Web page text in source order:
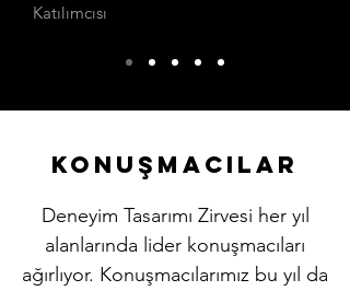
Katılımcısı
KONuŞMACILAR
Deneyim Tasarımı Zirvesi her yıl
alanlarında lider konuşmacıları
ağırlıyor. Konuşmacılarımız bu yıl da